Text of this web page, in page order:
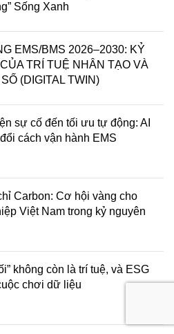
Sống Xanh
EMS/BMS 2026–2030: KỶ
TRÍ TUỆ NHÂN TẠO VÀ
(DIGITAL TWIN)
sự cố đến tối ưu tự động: AI
cách vận hành EMS
Carbon: Cơ hội vàng cho
Việt Nam trong kỷ nguyên
không còn là trí tuệ, và ESG
chơi dữ liệu